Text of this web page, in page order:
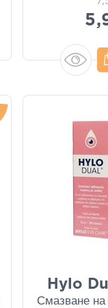
Hylo
Смазване на